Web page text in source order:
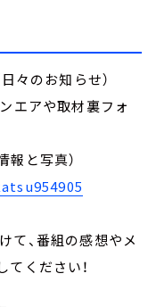
日々のお知らせ）
ンエアや取材裏フォ
報と写真）
て、番組の感想やメ
ください！